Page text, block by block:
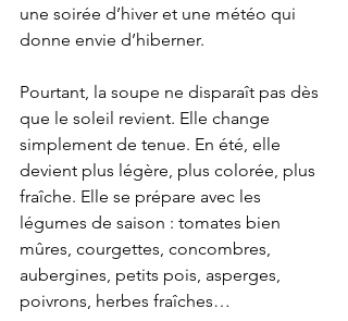
une soirée d’hiver et une météo qui
donne envie d’hiberner.
Pourtant, la soupe ne disparaît pas dès
que le soleil revient. Elle change
simplement de tenue. En été, elle
devient plus légère, plus colorée, plus
fraîche. Elle se prépare avec les
légumes de saison : tomates bien
mûres, courgettes, concombres,
aubergines, petits pois, asperges,
poivrons, herbes fraîches…